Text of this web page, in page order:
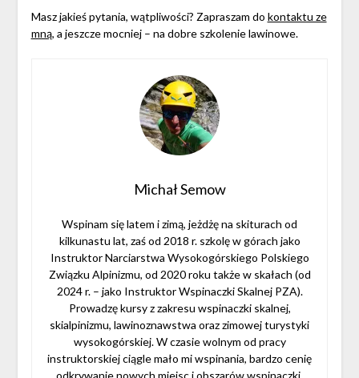
Masz jakieś pytania, wątpliwości? Zapraszam do kontaktu ze
mną, a jeszcze mocniej – na dobre szkolenie lawinowe.
Michał Semow
Wspinam się latem i zimą, jeżdżę na skiturach od
kilkunastu lat, zaś od 2018 r. szkolę w górach jako
Instruktor Narciarstwa Wysokogórskiego Polskiego
Związku Alpinizmu, od 2020 roku także w skałach (od
2024 r. – jako Instruktor Wspinaczki Skalnej PZA).
Prowadzę kursy z zakresu wspinaczki skalnej,
skialpinizmu, lawinoznawstwa oraz zimowej turystyki
wysokogórskiej. W czasie wolnym od pracy
instruktorskiej ciągle mało mi wspinania, bardzo cenię
odkrywanie nowych miejsc i obszarów wspinaczki,